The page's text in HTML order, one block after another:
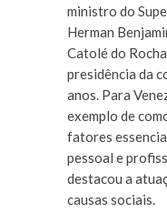
ministro do
Herman
Catolé do
presidência da
anos. Para
exemplo de
fatores
pessoal e
destacou a
causas sociais.